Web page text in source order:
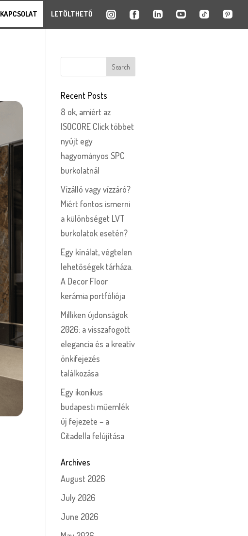
KAPCSOLAT LETÖLTHETŐ
Recent Posts
8 ok, amiért az
ISOCORE Click többet
nyújt egy
hagyományos SPC
burkolatnál
Vízálló vagy vízzáró?
Miért fontos ismerni
a különbséget LVT
burkolatok esetén?
Egy kínálat, végtelen
lehetőségek tárháza.
A Decor Floor
kerámia portfóliója
Milliken újdonságok
2026: a visszafogott
elegancia és a kreatív
önkifejezés
találkozása
Egy ikonikus
budapesti műemlék
új fejezete – a
Citadella felújítása
Archives
August 2026
July 2026
June 2026